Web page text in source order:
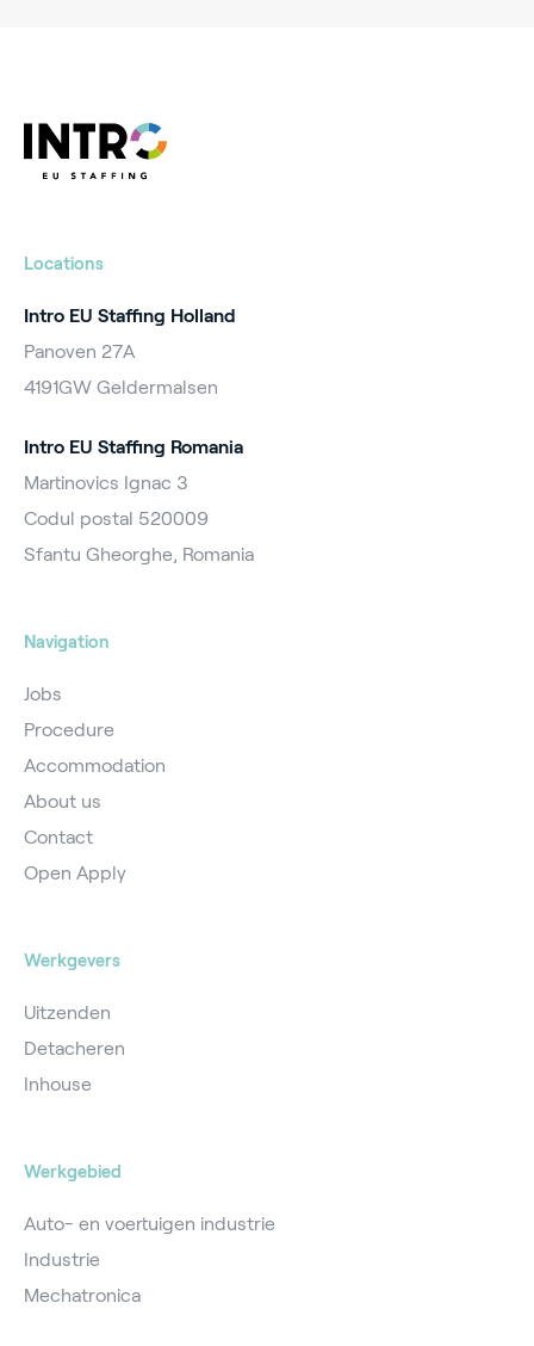
Locations
Intro EU Staffing Holland
Panoven 27A
4191GW Geldermalsen
Intro EU Staffing Romania
Martinovics Ignac 3
Codul postal 520009
Sfantu Gheorghe, Romania
Navigation
Jobs
Procedure
Accommodation
About us
Contact
Open Apply
Werkgevers
Uitzenden
Detacheren
Inhouse
Werkgebied
Auto- en voertuigen industrie
Industrie
Mechatronica